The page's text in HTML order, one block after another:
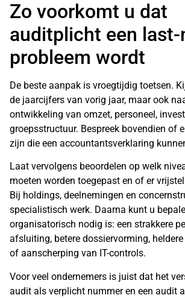
Zo voorkomt u dat
auditplicht een
probleem wordt
De beste aanpak is vroegtijdig toetsen.
de jaarcijfers van vorig jaar, maar ook
ontwikkeling van omzet, personeel,
groepsstructuur. Bespreek bovendien of
zijn die een accountantsverklaring
Laat vervolgens beoordelen op welk
moeten worden toegepast en of er
Bij holdings, deelnemingen en
specialistisch werk. Daarna kunt u
organisatorisch nodig is: een strakkere
afsluiting, betere dossiervorming,
of aanscherping van IT-controls.
Voor veel ondernemers is juist dat het
audit als verplicht nummer en een audit